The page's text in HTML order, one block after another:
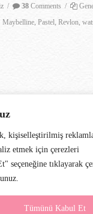
kişiselleştirilmiş
etmek için çerezleri
seçeneğine tıklayarak
Tümünü Kabul Et
/ 38 Comments /
Maybelline, Pastel, Revlon,